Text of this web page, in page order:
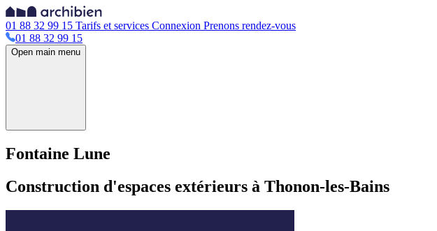
01 88 32 99 15 Tarifs et services Connexion Prenons rendez-vous
01 88 32 99 15
Open main menu
Fontaine Lune
Construction d'espaces extérieurs à Thonon-les-Bains